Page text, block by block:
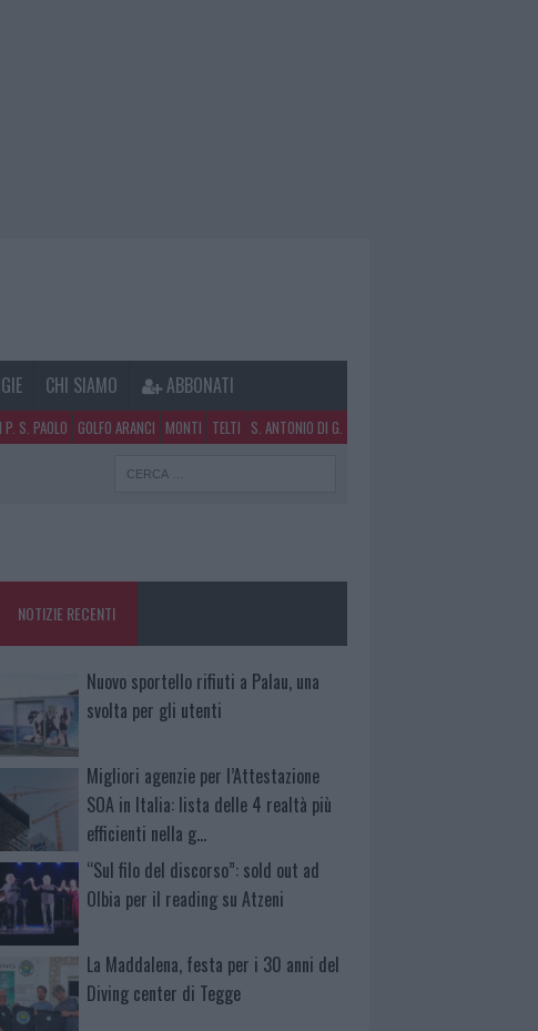
CHI SIAMO ABBONATI
P. S. PAOLO GOLFO ARANCI MONTI TELTI S. ANTONIO DI G.
NOTIZIE RECENTI
Nuovo sportello rifiuti a Palau, una
svolta per gli utenti
Migliori agenzie per l’Attestazione
SOA in Italia: lista delle 4 realtà più
efficienti nella g…
“Sul filo del discorso”: sold out ad
Olbia per il reading su Atzeni
La Maddalena, festa per i 30 anni del
Diving center di Tegge